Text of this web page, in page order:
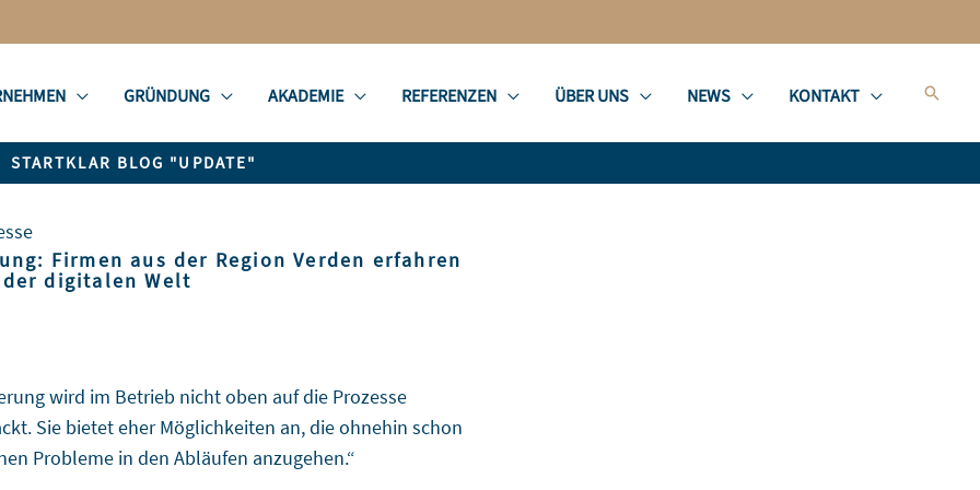
GRÜNDUNG AKADEMIE REFERENZEN ÜBER UNS NEWS KONTAKT
STARTKLAR BLOG "UPDATE"
Firmen aus der Region Verden erfahren
der digitalen Welt
wird im Betrieb nicht oben auf die Prozesse
Sie bietet eher Möglichkeiten an, die ohnehin schon
Probleme in den Abläufen anzugehen.“